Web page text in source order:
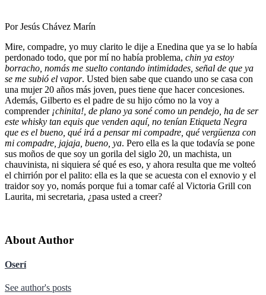
Por Jesús Chávez Marín
Mire, compadre, yo muy clarito le dije a Enedina que ya se lo había
perdonado todo, que por mí no había problema, chin ya estoy
borracho, nomás me suelto contando intimidades, señal de que ya
se me subió el vapor. Usted bien sabe que cuando uno se casa con
una mujer 20 años más joven, pues tiene que hacer concesiones.
Además, Gilberto es el padre de su hijo cómo no la voy a
comprender ¡chinita!, de plano ya soné como un pendejo, ha de ser
este whisky tan equis que venden aquí, no tenían Etiqueta Negra
que es el bueno, qué irá a pensar mi compadre, qué vergüenza con
mi compadre, jajaja, bueno, ya. Pero ella es la que todavía se pone
sus moños de que soy un gorila del siglo 20, un machista, un
chauvinista, ni siquiera sé qué es eso, y ahora resulta que me volteó
el chirrión por el palito: ella es la que se acuesta con el exnovio y el
traidor soy yo, nomás porque fui a tomar café al Victoria Grill con
Laurita, mi secretaria, ¿pasa usted a creer?
About Author
Oserí
See author's posts